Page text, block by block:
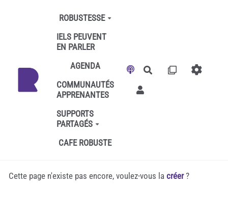
Aller au contenu principal
ROBUSTESSE
IELS PEUVENT
EN PARLER
AGENDA
COMMUNAUTÉS
APPRENANTES
SUPPORTS
PARTAGÉS
CAFE ROBUSTE
Rechercher
Cette page n'existe pas encore, voulez-vous la créer?